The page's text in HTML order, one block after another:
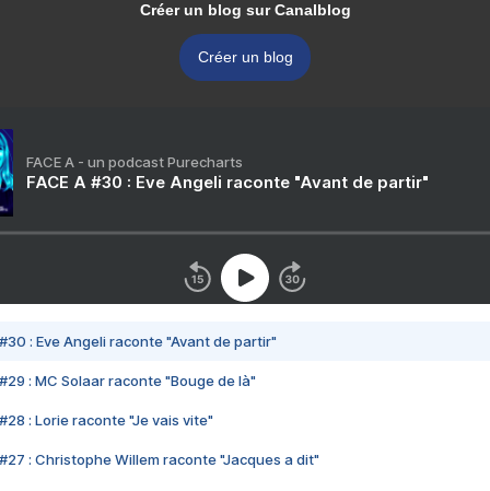
Créer un blog sur Canalblog
Créer un blog
FACE A - un podcast Purecharts
FACE A #30 : Eve Angeli raconte "Avant de partir"
#30 : Eve Angeli raconte "Avant de partir"
#29 : MC Solaar raconte "Bouge de là"
#28 : Lorie raconte "Je vais vite"
#27 : Christophe Willem raconte "Jacques a dit"